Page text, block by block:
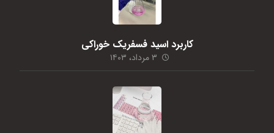
کاربرد اسید فسفریک خوراکی
۳ مرداد، ۱۴۰۳